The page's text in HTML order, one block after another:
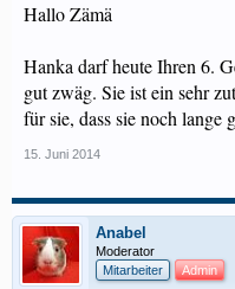
Hallo Zämä
Hanka darf heute Ihren 6.
gut zwäg. Sie ist ein sehr
für sie, dass sie noch lange
15. Juni 2014
Anabel
Moderator
Mitarbeiter
Admin